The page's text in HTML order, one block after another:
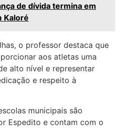
de dívida termina em
Kaloré
o professor destaca que
aos atletas uma
alto nível e representar
e respeito à
municipais são
Espedito e contam com o